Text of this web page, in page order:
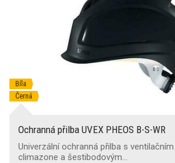
Bíla
Černá
Ochranná přilba UVEX PHEOS B-S-WR
Univerzální ochranná přilba s
climazone a šestibodovým…